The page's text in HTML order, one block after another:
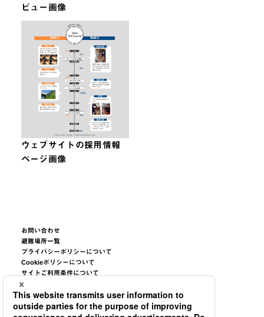
ビュー画像
ウェブサイトの採用情報
ページ画像
お問い合わせ
避難場所一覧
プライバシーポリシーについて
Cookieポリシーについて
サイトご利用条件について
サイトマップ